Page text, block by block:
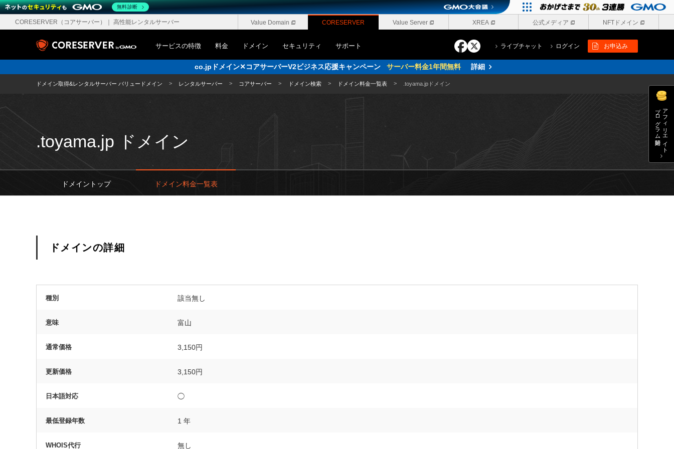
CORESERVER（コアサーバー） ｜ 高性能レンタルサーバー Value Domain CORESERVER Value Server XREA 公式メディア NFTドメイン
サービスの特徴 料金 ドメイン セキュリティ サポート ライブチャット ログイン お申込み
アフィリエイト
プログラム開始
co.jpドメイン✕コアサーバーV2ビジネス応援キャンペーン サーバー料金1年間無料 詳細
ドメイン取得&レンタルサーバー バリュードメイン レンタルサーバー コアサーバー ドメイン検索 ドメイン料金一覧表 .toyama.jpドメイン
.toyama.jp ドメイン
ドメイントップ ドメイン料金一覧表
ドメインの詳細
種別 該当無し
意味 富山
通常価格 3,150円
更新価格 3,150円
日本語対応 ◯
最低登録年数 1 年
WHOIS代行 無し
無料診断